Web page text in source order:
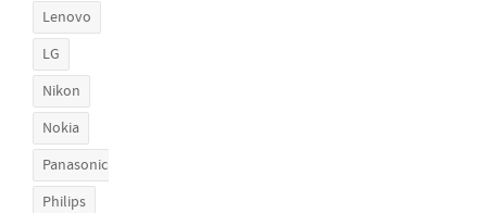
Lenovo
LG
Nikon
Nokia
Panasonic
Philips